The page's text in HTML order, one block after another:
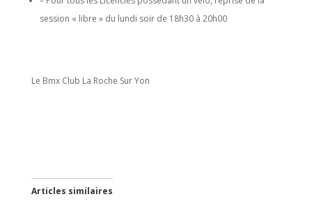
session « libre » du lundi soir de 18h30 à 20h00
Le Bmx Club La Roche Sur Yon
Articles similaires